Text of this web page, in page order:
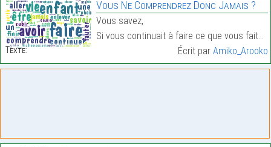
Texte:
Vous Ne Comprendrez Donc Jamais ?
Vous savez,
Si vous continuait à faire ce que vous faites…
Écrit par Amiko_Arooko